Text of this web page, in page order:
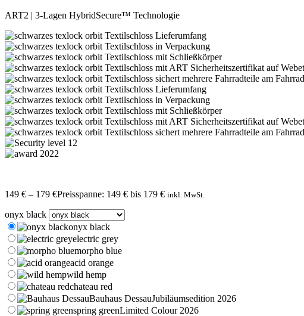
ART2 | 3-Lagen HybridSecure™ Technologie
149 € – 179 €Preisspanne: 149 € bis 179 € inkl. MwSt.
onyx black
onyx black
electric grey
morpho blue
acid orange
wild hemp
chateau red
Bauhaus DessauJubiläumsedition 2026
spring greenLimited Colour 2026